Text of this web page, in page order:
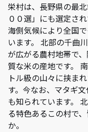
栄村は、長野県の最
００選」にも選定さ
海側気候により全国
います。 北部の千曲
が広がる農村地帯で
質な米の産地です。
トル級の山々に挟ま
す。今なお、マタギ
も知られています。
る特色あるこの村で
か。